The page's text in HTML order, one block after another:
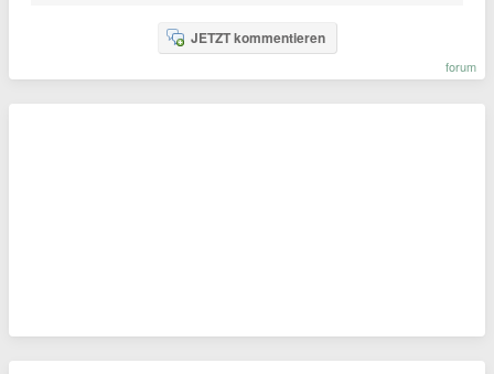
JETZT kommentieren
forum